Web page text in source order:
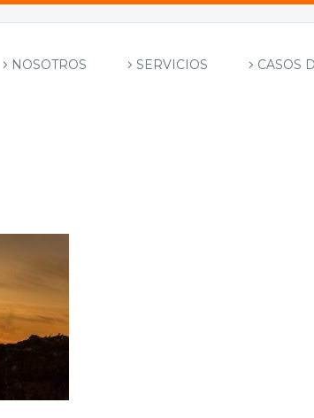
NOSOTROS SERVICIOS CASOS